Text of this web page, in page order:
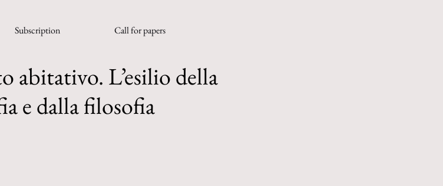
Subscription Call for papers
abitativo. L’esilio della
e dalla filosofia